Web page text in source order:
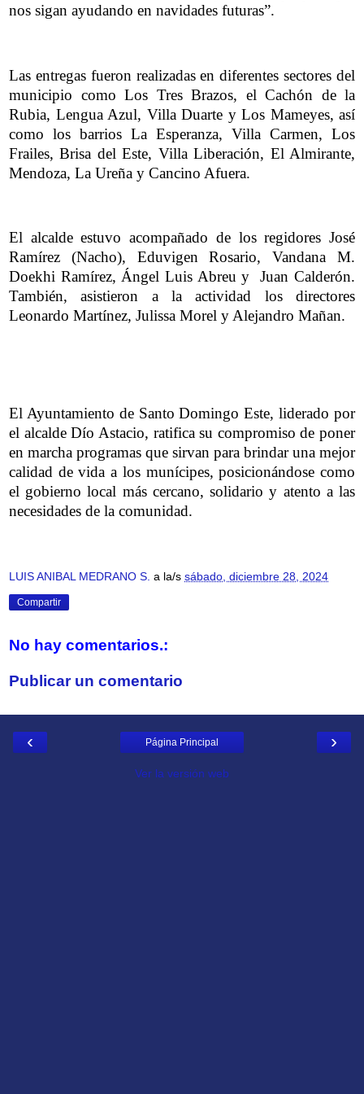
nos sigan ayudando en navidades futuras”.
Las entregas fueron realizadas en diferentes sectores del
municipio como Los Tres Brazos, el Cachón de la
Rubia, Lengua Azul, Villa Duarte y Los Mameyes, así
como los barrios La Esperanza, Villa Carmen, Los
Frailes, Brisa del Este, Villa Liberación, El Almirante,
Mendoza, La Ureña y Cancino Afuera.
El alcalde estuvo acompañado de los regidores José
Ramírez (Nacho), Eduvigen Rosario, Vandana M.
Doekhi Ramírez, Ángel Luis Abreu y Juan Calderón.
También, asistieron a la actividad los directores
Leonardo Martínez, Julissa Morel y Alejandro Mañan.
El Ayuntamiento de Santo Domingo Este, liderado por
el alcalde Dío Astacio, ratifica su compromiso de poner
en marcha programas que sirvan para brindar una mejor
calidad de vida a los munícipes, posicionándose como
el gobierno local más cercano, solidario y atento a las
necesidades de la comunidad.
LUIS ANIBAL MEDRANO S. a la/s sábado, diciembre 28, 2024
Compartir
No hay comentarios.:
Publicar un comentario
‹ ›
Página Principal
Ver la versión web